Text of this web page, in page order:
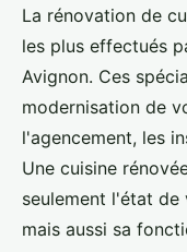
La rénovation de
les plus effectués
Avignon. Ces
modernisation de
l'agencement, les
Une cuisine
seulement l'état
mais aussi sa